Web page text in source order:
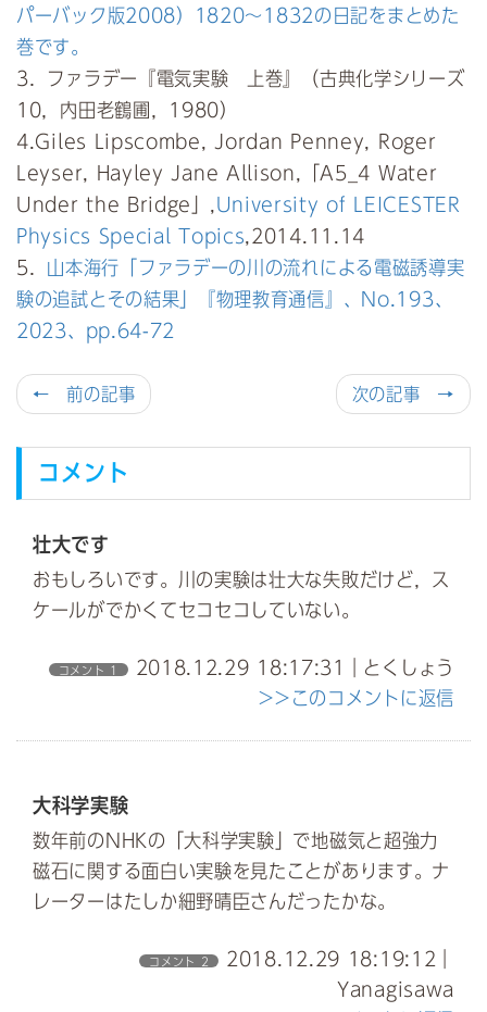
パーバック版2008）1820～1832の日記をまとめた
巻です。
3．ファラデー『電気実験 上巻』（古典化学シリーズ
10，内田老鶴圃，1980）
4.Giles Lipscombe, Jordan Penney, Roger
Leyser, Hayley Jane Allison,「A5_4 Water
Under the Bridge」, University of LEICESTER
Physics Special Topics ,2014.11.14
5． 山本海行「ファラデーの川の流れによる電磁誘導実
験の追試とその結果」『物理教育通信』、No.193、
2023、pp.64-72
次の記事 →
← 前の記事
コメント
壮大です
おもしろいです。川の実験は壮大な失敗だけど，ス
ケールがでかくてセコセコしていない。
コメント 1
2018.12.29 18:17:31｜とくしょう
>>このコメントに返信
大科学実験
数年前のNHKの「大科学実験」で地磁気と超強力
磁石に関する面白い実験を見たことがあります。ナ
レーターはたしか細野晴臣さんだったかな。
コメント 2
Yanagisawa